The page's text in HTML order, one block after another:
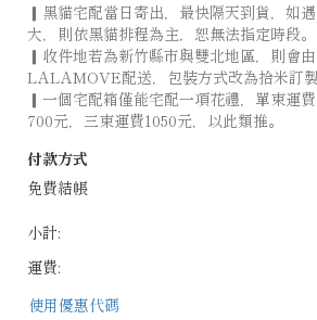
▎黑貓宅配當日寄出，最快隔天到貨，如
大，則依黑貓排程為主，恕無法指定時段。
▎收件地若為新竹縣市與雙北地區，則會
LALAMOVE配送，包裝方式改為拾米訂製
▎一個宅配箱僅能宅配一項花禮，單束運
700元，三束運費1050元，以此類推。
付款方式
免費結帳
小計:
運費:
使用優惠代碼